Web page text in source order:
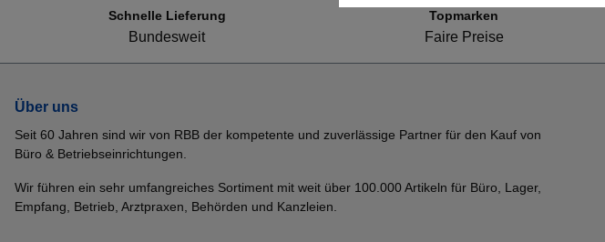
Schnelle Lieferung
Bundesweit
Topmarken
Faire Preise
Über uns
Seit 60 Jahren sind wir von RBB der kompetente und zuverlässige Partner für den Kauf von
Büro & Betriebseinrichtungen.
Wir führen ein sehr umfangreiches Sortiment mit weit über 100.000 Artikeln für Büro, Lager,
Empfang, Betrieb, Arztpraxen, Behörden und Kanzleien.